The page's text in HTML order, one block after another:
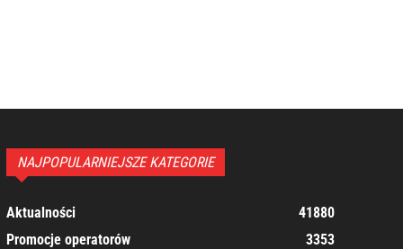
NAJPOPULARNIEJSZE KATEGORIE
Aktualności
41880
Promocje operatorów
3353